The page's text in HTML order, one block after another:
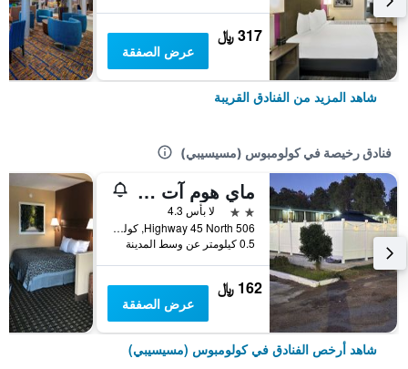
317 ﷼
عرض الصفقة
شاهد المزيد من الفنادق القريبة
فنادق رخيصة في كولومبوس (مسيسيبي)
ماي هوم آت كولومبوس
2 نجمتين
لا بأس 4.3
506 Highway 45 North, كولومبوس (مسيسيبي), MS, الولايات المتحدة الأميريكية
0.5 كيلومتر عن وسط المدينة
162 ﷼
عرض الصفقة
شاهد أرخص الفنادق في كولومبوس (مسيسيبي)